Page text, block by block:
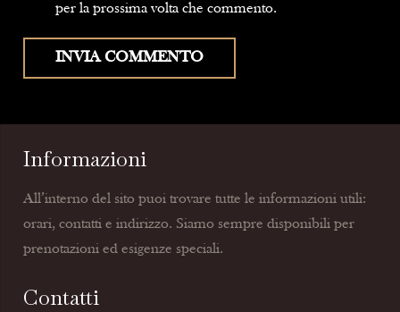
per la prossima volta che commento.
INVIA COMMENTO
Informazioni
All’interno del sito puoi trovare tutte le informazioni utili:
orari, contatti e indirizzo. Siamo sempre disponibili per
prenotazioni ed esigenze speciali.
Contatti